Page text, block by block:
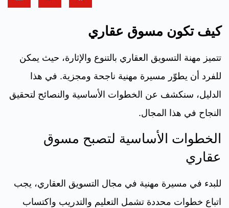
كيف تكون مسوق عقاري
تتميز مهنة التسويق العقاري بالتنوع والإثارة، حيث يمكن
للفرد أن يطوّر مسيرة مهنية ناجحة ومجزية. في هذا
الدليل، سنكشف عن الخطوات الأساسية والنصائح لتحقيق
النجاح في هذا المجال.
الخطوات الأساسية لتصبح مسوق
عقاري
للبدء في مسيرة مهنية في مجال التسويق العقاري، يجب
اتباع خطوات محددة تشمل التعليم والتدريب واكتساب